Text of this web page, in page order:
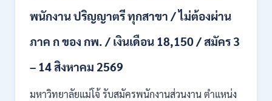
ก.ค.
19
2569
พนักงาน ปริญญาตรี ทุกสาขา / ไม่ต้องผ่าน
ภาค ก ของ กพ. / เงินเดือน 18,150 / สมัคร 3
– 14 สิงหาคม 2569
มหาวิทยาลัยแม่โจ้ รับสมัครพนักงานส่วนงาน ตำแหน่ง